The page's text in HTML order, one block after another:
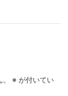
※ が付いてい